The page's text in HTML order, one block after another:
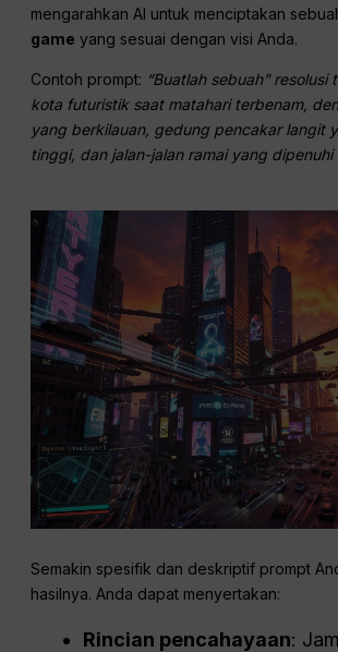
mengarahkan AI untuk menciptakan
game yang sesuai dengan visi Anda.
Contoh prompt: “Buatlah sebuah”resolusi
kota futuristik saat matahari terbenam,
yang berkilauan, gedung pencakar langit
tinggi, dan jalan-jalan ramai yang dipenuhi
Semakin spesifik dan deskriptif prompt
hasilnya. Anda dapat menyertakan:
Rincian pencahayaan: